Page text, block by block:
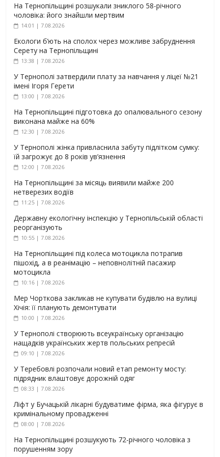
На Тернопільщині розшукали зниклого 58-річного
чоловіка: його знайшли мертвим
14:01 | 7.08.2026
Екологи б’ють на сполох через можливе забруднення
Серету на Тернопільщині
13:38 | 7.08.2026
У Тернополі затвердили плату за навчання у ліцеї №21
імені Ігоря Герети
13:00 | 7.08.2026
На Тернопільщині підготовка до опалювального сезону
виконана майже на 60%
12:30 | 7.08.2026
У Тернополі жінка привласнила забуту підлітком сумку:
їй загрожує до 8 років ув’язнення
12:00 | 7.08.2026
На Тернопільщині за місяць виявили майже 200
нетверезих водіїв
11:25 | 7.08.2026
Державну екологічну інспекцію у Тернопільській області
реорганізують
10:55 | 7.08.2026
На Тернопільщині під колеса мотоцикла потрапив
пішохід, а в реанімацію – неповнолітній пасажир
мотоцикла
10:16 | 7.08.2026
Мер Чорткова закликав не купувати будівлю на вулиці
Хічія: її планують демонтувати
10:00 | 7.08.2026
У Тернополі створюють всеукраїнську організацію
нащадків українських жертв польських репресій
09:10 | 7.08.2026
У Теребовлі розпочали новий етап ремонту мосту:
підрядник влаштовує дорожній одяг
08:33 | 7.08.2026
Ліфт у Бучацькій лікарні будуватиме фірма, яка фігурує в
кримінальному провадженні
08:00 | 7.08.2026
На Тернопільщині розшукують 72-річного чоловіка з
порушенням зору